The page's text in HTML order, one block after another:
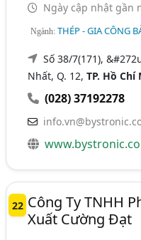
Ngày cập nhật gần
Ngành:THÉP - GIA CÔNG
Số 38/7(171),
Nhất, Q. 12,TP. Hồ Chí
(028) 37192278
22 Công Ty TNHH
Xuất Cường Đạt